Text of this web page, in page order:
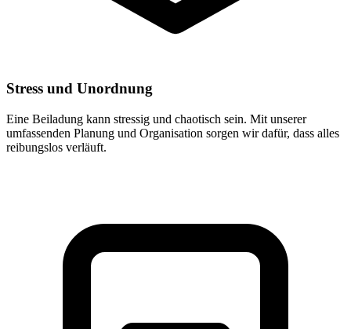
Stress und Unordnung
Eine Beiladung kann stressig und chaotisch sein. Mit unserer
umfassenden Planung und Organisation sorgen wir dafür, dass alles
reibungslos verläuft.